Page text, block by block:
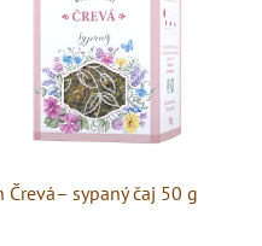
Črevá– sypaný čaj 50 g